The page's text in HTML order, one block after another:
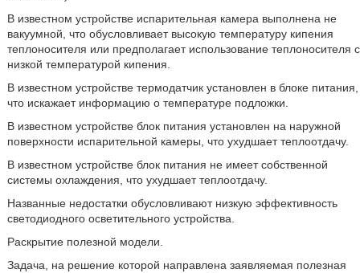
В известном устройстве испарительная камера выполнена не
вакуумной, что обусловливает высокую температуру кипения
теплоносителя или предполагает использование теплоносителя с
низкой температурой кипения.
В известном устройстве термодатчик установлен в блоке питания,
что искажает информацию о температуре подложки.
В известном устройстве блок питания установлен на наружной
поверхности испарительной камеры, что ухудшает теплоотдачу.
В известном устройстве блок питания не имеет собственной
системы охлаждения, что ухудшает теплоотдачу.
Названные недостатки обусловливают низкую эффективность
светодиодного осветительного устройства.
Раскрытие полезной модели.
Задача, на решение которой направлена заявляемая полезная